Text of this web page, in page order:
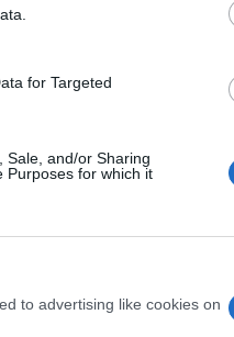
for Targeted
Sale, and/or Sharing
Purposes for which it
to advertising like cookies on
2025